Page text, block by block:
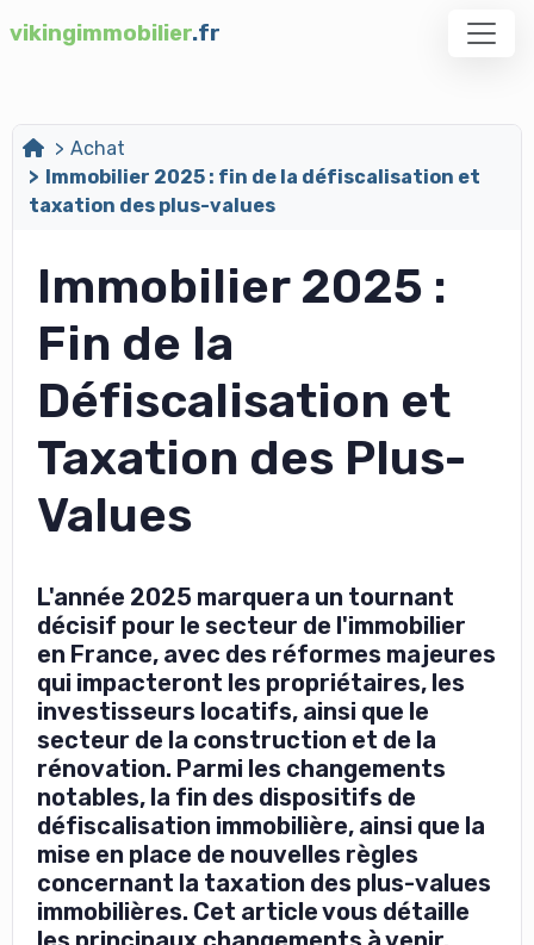
vikingimmobilier.fr
Achat
Immobilier 2025 : fin de la défiscalisation et
taxation des plus-values
Immobilier 2025 :
Fin de la
Défiscalisation et
Taxation des Plus-
Values
L'année 2025 marquera un tournant
décisif pour le secteur de l'immobilier
en France, avec des réformes majeures
qui impacteront les propriétaires, les
investisseurs locatifs, ainsi que le
secteur de la construction et de la
rénovation. Parmi les changements
notables, la fin des dispositifs de
défiscalisation immobilière, ainsi que la
mise en place de nouvelles règles
concernant la taxation des plus-values
immobilières. Cet article vous détaille